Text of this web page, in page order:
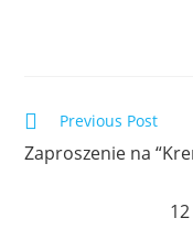
Previous Post
Zaproszenie na